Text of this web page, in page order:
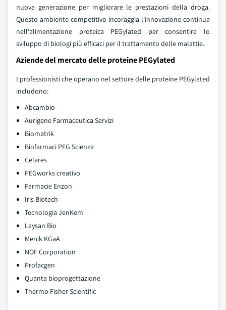
nuova generazione per migliorare le prestazioni della droga.
Questo ambiente competitivo incoraggia l'innovazione continua
nell'alimentazione proteica PEGylated per consentire lo
sviluppo di biologi più efficaci per il trattamento delle malattie.
Aziende del mercato delle proteine PEGylated
I professionisti che operano nel settore delle proteine PEGylated
includono:
Abcambio
Aurigene Farmaceutica Servizi
Biomatrik
Biofarmaci PEG Scienza
Celares
PEGworks creativo
Farmacie Enzon
Iris Biotech
Tecnologia JenKem
Laysan Bio
Merck KGaA
NOF Corporation
Profacgen
Quanta bioprogettazione
Thermo Fisher Scientific